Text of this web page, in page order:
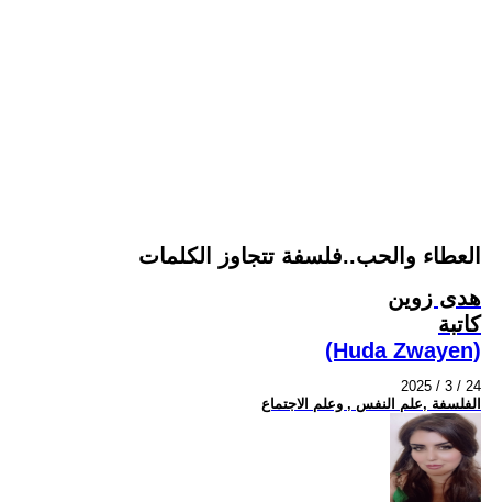
العطاء والحب..فلسفة تتجاوز الكلمات
هدى زوين
كاتبة
(Huda Zwayen)
2025 / 3 / 24
الفلسفة ,علم النفس , وعلم الاجتماع